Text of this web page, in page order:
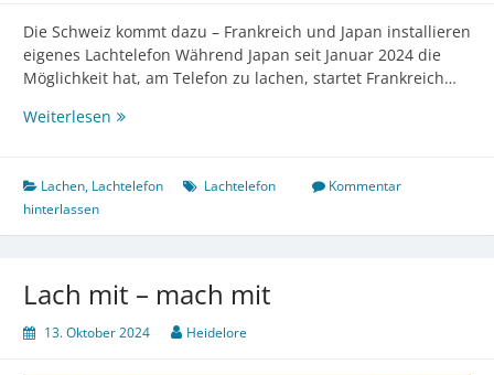
Die Schweiz kommt dazu – Frankreich und Japan installieren
eigenes Lachtelefon Während Japan seit Januar 2024 die
Möglichkeit hat, am Telefon zu lachen, startet Frankreich…
Weiterlesen 2024
Idee
Lachtelefon
in
nahe
Lachen, Lachtelefon Lachtelefon
Kommentar
hinterlassen
Lach mit – mach mit
13. Oktober 2024 Heidelore